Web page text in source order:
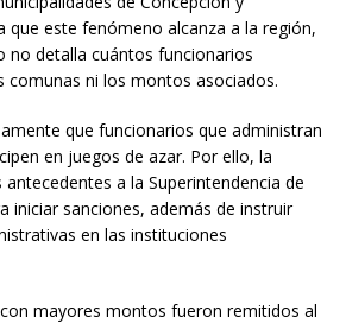
que este fenómeno alcanza a la región,
no detalla cuántos funcionarios
comunas ni los montos asociados.
que funcionarios que administran
en juegos de azar. Por ello, la
a la Superintendencia de
iniciar sanciones, además de instruir
en las instituciones
mayores montos fueron remitidos al